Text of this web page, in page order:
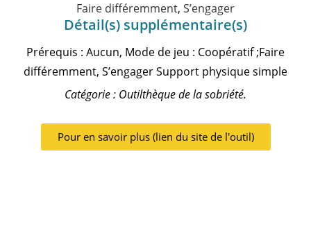
Faire différemment, S’engager
Détail(s) supplémentaire(s)
Prérequis : Aucun, Mode de jeu : Coopératif ;Faire
différemment, S’engager Support physique simple
Catégorie : Outilthèque de la sobriété.
Pour en savoir plus (lien du site de l'outil)